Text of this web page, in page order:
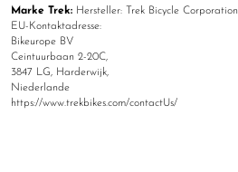
Marke Trek: Hersteller: Trek Bicycle Corporation
EU-Kontaktadresse:
Bikeurope BV
Ceintuurbaan 2-20C,
3847 LG, Harderwijk,
Niederlande
https://www.trekbikes.com/contactUs/